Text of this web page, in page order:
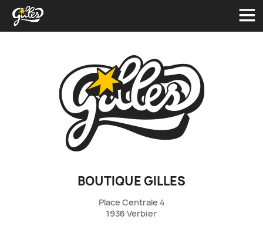
BOUTIQUE GILLES
Place Centrale 4
1936 Verbier